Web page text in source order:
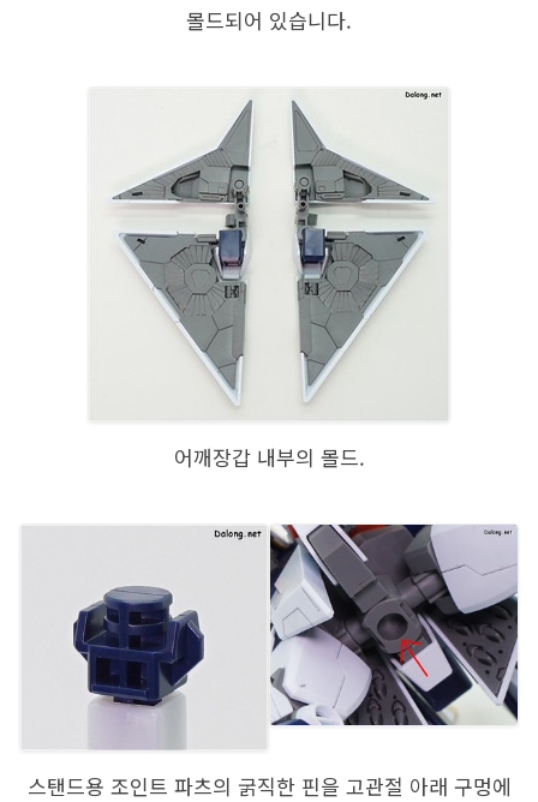
몰드되어 있습니다.
어깨장갑 내부의 몰드.
스탠드용 조인트 파츠의 굵직한 핀을 고관절 아래 구멍에